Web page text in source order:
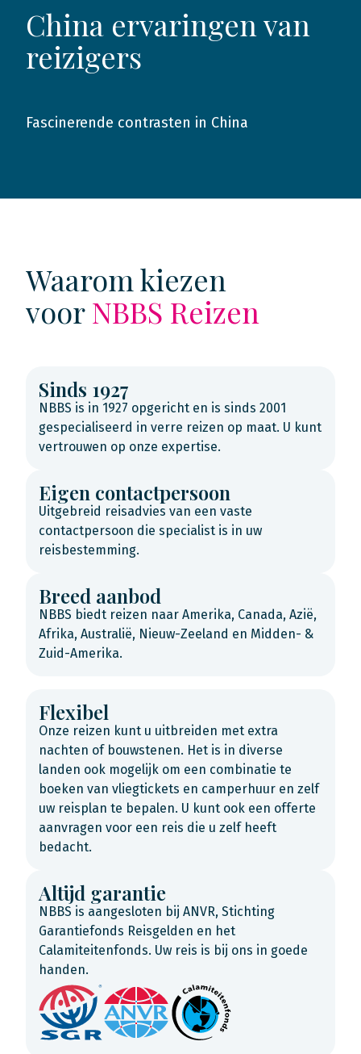
China ervaringen van
reizigers
2013
Fascinerende contrasten in China
Waarom kiezen
voorNBBS Reizen
Sinds 1927
NBBS is in 1927 opgericht en is sinds 2001
gespecialiseerd in verre reizen op maat. U kunt
vertrouwen op onze expertise.
Eigen contactpersoon
Uitgebreid reisadvies van een vaste
contactpersoon die specialist is in uw
reisbestemming.
Breed aanbod
NBBS biedt reizen naar Amerika, Canada, Azië,
Afrika, Australië, Nieuw-Zeeland en Midden- &
Zuid-Amerika.
Flexibel
Onze reizen kunt u uitbreiden met extra
nachten of bouwstenen. Het is in diverse
landen ook mogelijk om een combinatie te
boeken van vliegtickets en camperhuur en zelf
uw reisplan te bepalen. U kunt ook een offerte
aanvragen voor een reis die u zelf heeft
bedacht.
Altijd garantie
NBBS is aangesloten bij ANVR, Stichting
Garantiefonds Reisgelden en het
Calamiteitenfonds. Uw reis is bij ons in goede
handen.